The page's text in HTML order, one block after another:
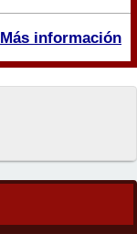
Más información